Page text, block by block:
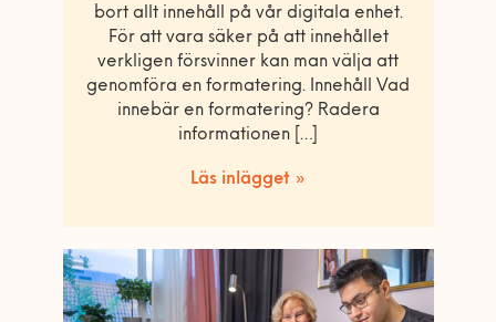
bort allt innehåll på vår digitala enhet.
För att vara säker på att innehållet
verkligen försvinner kan man välja att
genomföra en formatering. Innehåll Vad
innebär en formatering? Radera
informationen […]
Läs inlägget »